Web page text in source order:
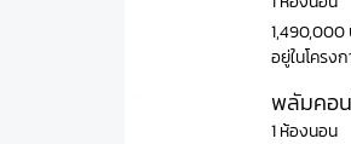
1,490,000
อยู่ในโครง
พลัมคอ
1 ห้องนอน